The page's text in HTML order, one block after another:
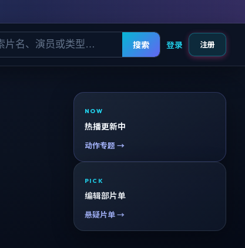
搜索 登录 注册
NOW
热播更新中
动作专题 →
PICK
编辑部片单
悬疑片单 →